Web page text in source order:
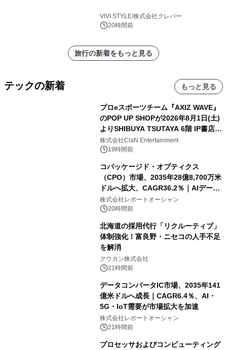
VIVI STYLE/株式会社クレバー
20時間前
旅行の新着をもっと見る
テックの新着 もっと見る
プロeスポーツチーム『AXIZ WAVE』
のPOP UP SHOPが2026年8月1日(土)
よりSHIBUYA TSUTAYA 6階 IP書店で
開催決定！！
株式会社ClaN Entertainment
19時間前
コパッケージド・オプティクス
（CPO）市場、2035年28億8,700万米
ドルへ拡大、CAGR36.2％｜AIデータ
センター・高速光通信需要が成長を加
速
株式会社レポートオーシャン
20時間前
北海道の採用代行「リクルーティブ」
体制強化！富良野・ニセコの人手不足
を解消
クウカン株式会社
21時間前
データコンバータIC市場、2035年141
億米ドルへ成長｜CAGR6.4％、AI・
5G・IoT需要が市場拡大を加速
株式会社レポートオーシャン
21時間前
プロセッサおよびコンピューティング